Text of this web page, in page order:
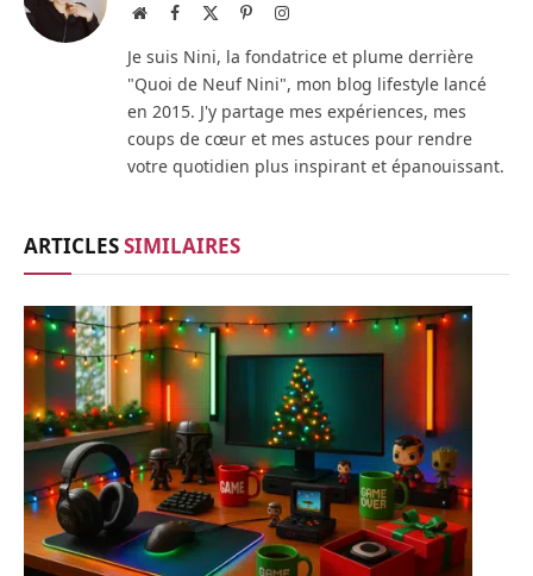
Site Facebook PinterestInstagram
Je suis Nini, la fondatrice et plume derrière
"Quoi de Neuf Nini", mon blog lifestyle lancé
en 2015. J'y partage mes expériences, mes
coups de cœur et mes astuces pour rendre
votre quotidien plus inspirant et épanouissant.
ARTICLESSIMILAIRES